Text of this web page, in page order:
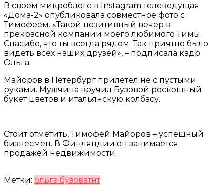
В своем микроблоге в Instagram телеведущая
«Дома-2» опубликовала совместное фото с
Тимофеем. «Такой позитивный вечер в
прекрасной компании моего любимого Тимы.
Спасибо, что ты всегда рядом. Так приятно было
видеть всех наших друзей», – подписала кадр
Ольга.
Майоров в Петербург прилетел не с пустыми
руками. Мужчина вручил Бузовой роскошный
букет цветов и итальянскую колбасу.
Стоит отметить, Тимофей Майоров – успешный
бизнесмен. В Финляндии он занимается
продажей недвижимости.
Метки: ольга бузоватнт